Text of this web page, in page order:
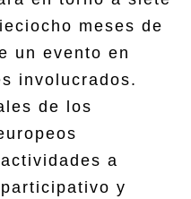
meses de
un evento en
involucrados.
de los
a
y